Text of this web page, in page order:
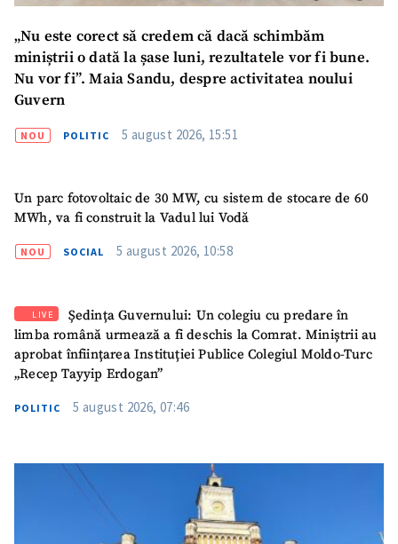
„Nu este corect să credem că dacă schimbăm
miniștrii o dată la șase luni, rezultatele vor fi bune.
Nu vor fi”. Maia Sandu, despre activitatea noului
Guvern
NOU POLITIC 5 august 2026, 15:51
Un parc fotovoltaic de 30 MW, cu sistem de stocare de 60
MWh, va fi construit la Vadul lui Vodă
NOU SOCIAL 5 august 2026, 10:58
LIVE
Ședința Guvernului: Un colegiu cu predare în
limba română urmează a fi deschis la Comrat. Miniștrii au
aprobat înființarea Instituției Publice Colegiul Moldo-Turc
„Recep Tayyip Erdogan”
POLITIC 5 august 2026, 07:46